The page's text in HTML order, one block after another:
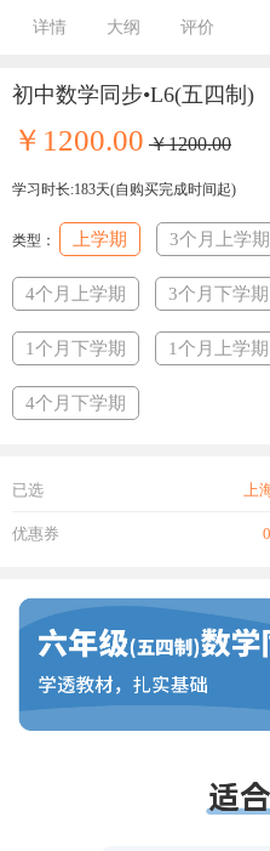
详情 大纲 评价
初中数学同步•L6(五四制)
￥1200.00 ￥1200.00
学习时长:183天(自购买完成时间起)
类型： 上学期 3个月上学期
4个月上学期 3个月下学期
1个月下学期 1个月上学期
4个月下学期
已选 上
优惠券